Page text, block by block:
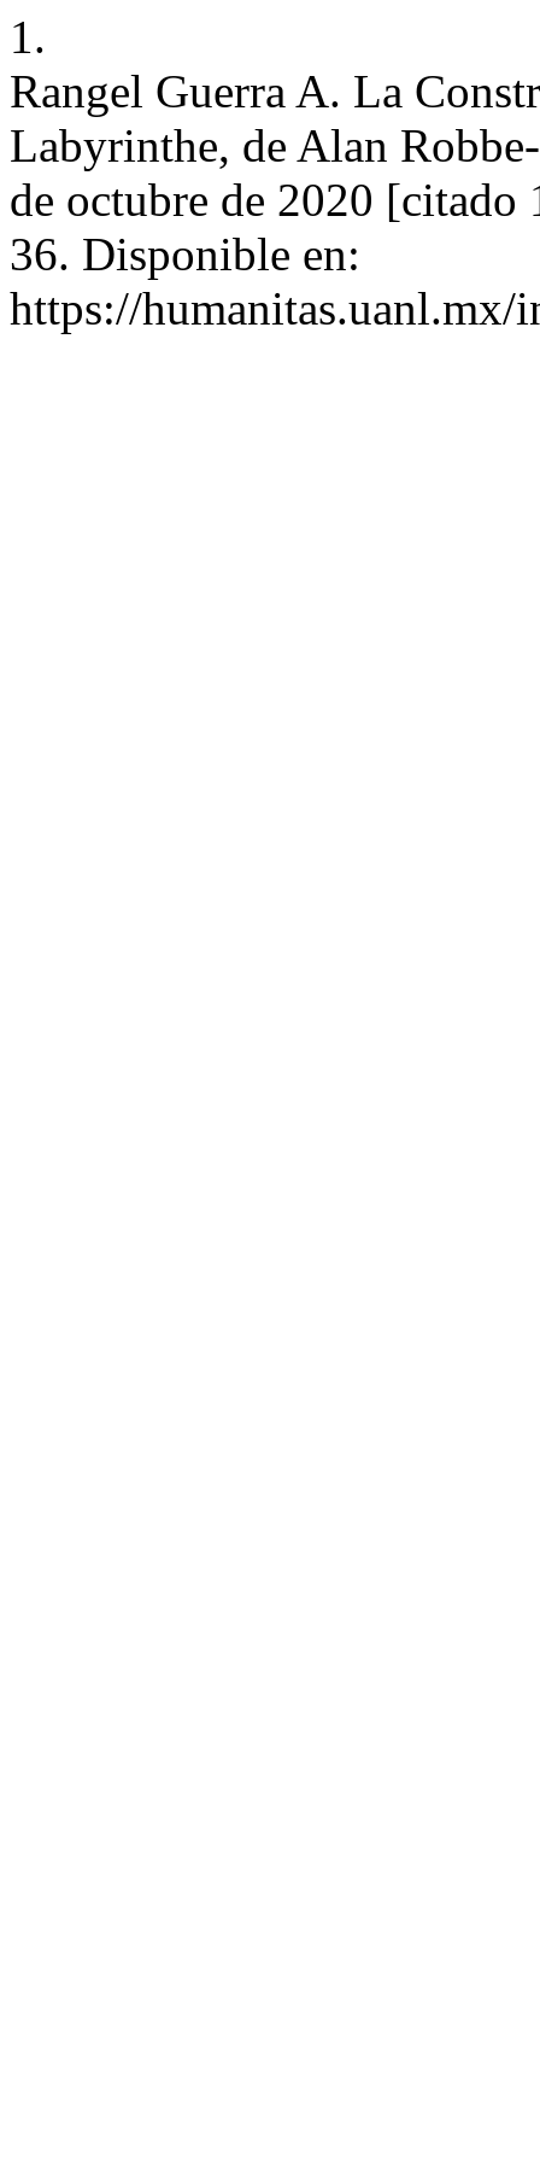
1.
Rangel Guerra A. La
Labyrinthe, de Alan
de octubre de 2020
36. Disponible en:
https://